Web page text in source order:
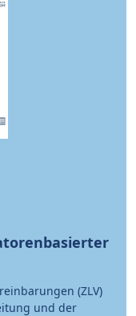
(ZLV)
und der